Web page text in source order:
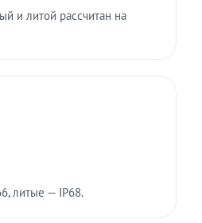
и литой рассчитан на
литые — IP68.